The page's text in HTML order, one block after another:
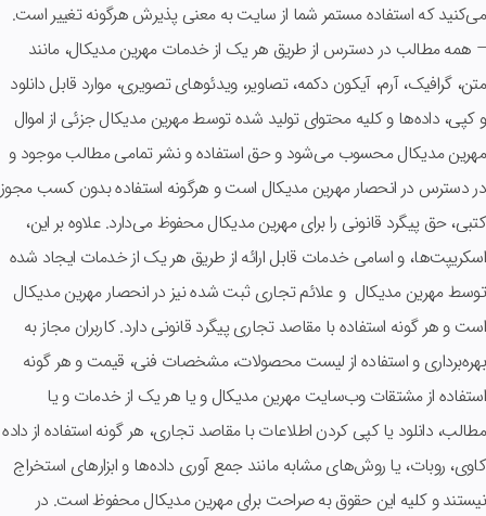
می‏‌کنید که استفاده مستمر شما از سایت به معنی پذیرش هرگونه تغییر است.
– همه مطالب در دسترس از طریق هر یک از خدمات مهرین مدیکال، مانند
متن، گرافیک، آرم، آیکون دکمه، تصاویر، ویدئوهای تصویری، موارد قابل دانلود
و کپی، داده‌ها و کلیه محتوای تولید شده توسط مهرین مدیکال جزئی از اموال
مهرین مدیکال محسوب می‏‌شود و حق استفاده و نشر تمامی مطالب موجود و
در دسترس در انحصار مهرین مدیکال است و هرگونه استفاده بدون کسب مجوز
کتبی، حق پیگرد قانونی را برای مهرین مدیکال محفوظ می‏‌دارد. علاوه بر این،
اسکریپت‌ها، و اسامی خدمات قابل ارائه از طریق هر یک از خدمات ایجاد شده
توسط مهرین مدیکال و علائم تجاری ثبت شده نیز در انحصار مهرین مدیکال
است و هر گونه استفاده با مقاصد تجاری پیگرد قانونی دارد. کاربران مجاز به
بهره‌‏برداری و استفاده از لیست محصولات، مشخصات فنی، قیمت و هر گونه
استفاده از مشتقات وب‏‌سایت مهرین مدیکال و یا هر یک از خدمات و یا
مطالب، دانلود یا کپی کردن اطلاعات با مقاصد تجاری، هر گونه استفاده از داده
کاوی، روبات، یا روش‌‏های مشابه مانند جمع آوری داده‌‏ها و ابزارهای استخراج
نیستند و کلیه این حقوق به صراحت برای مهرین مدیکال محفوظ است. در